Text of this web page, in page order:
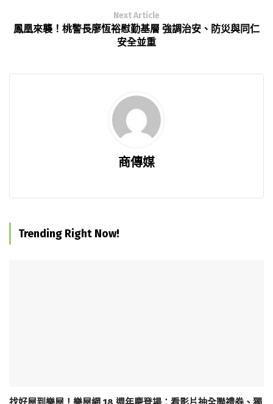
Next Article
鳳凰來襲！桃警長廖恆裕慰勤基層 強調治安、防災與同仁
安全並重
商傳媒
Trending Right Now!